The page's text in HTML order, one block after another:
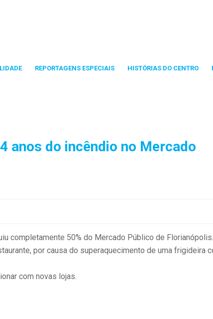
REPORTAGENS ESPECIAIS HISTÓRIAS DO CENTRO
anos do incêndio no Mercado
completamente 50% do Mercado Público de Florianópolis.
por causa do superaquecimento de uma frigideira
com novas lojas.